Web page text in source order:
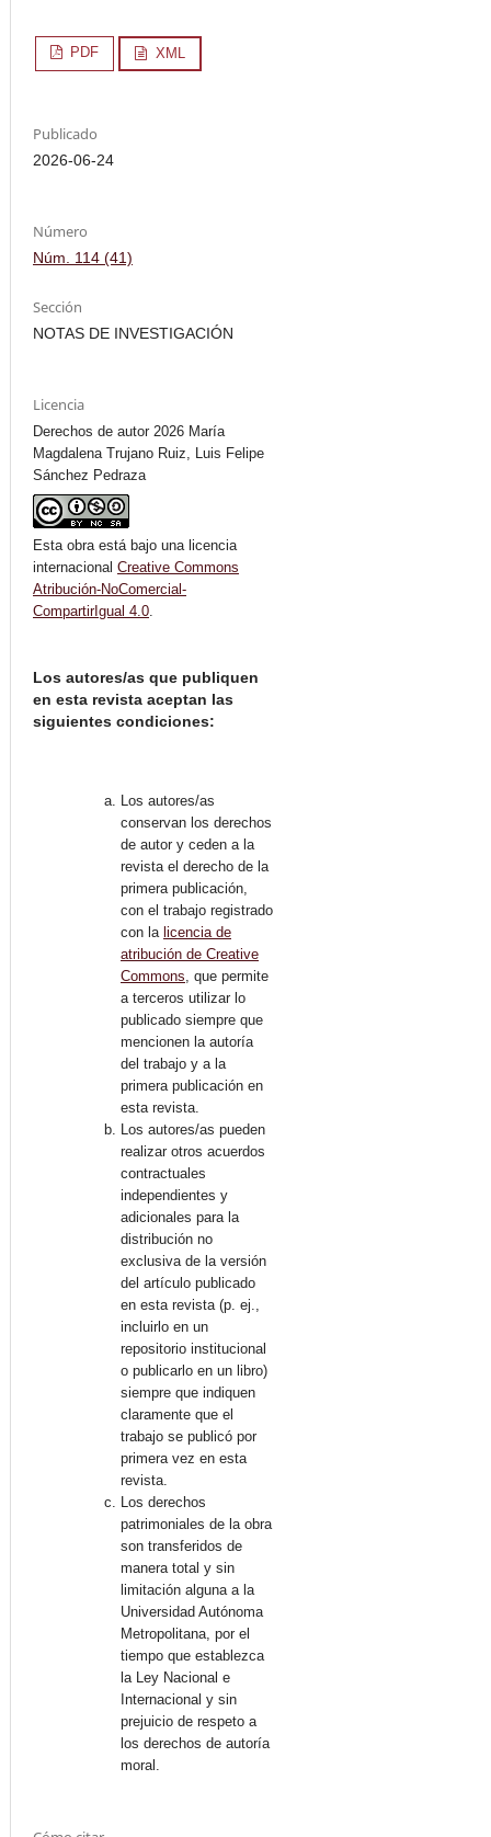
PDF XML
Publicado
2026-06-24
Número
Núm. 114 (41)
Sección
NOTAS DE INVESTIGACIÓN
Licencia
Derechos de autor 2026 María
Magdalena Trujano Ruiz, Luis Felipe
Sánchez Pedraza
Esta obra está bajo una licencia
internacional Creative Commons
Atribución-NoComercial-
CompartirIgual 4.0.
Los autores/as que publiquen
en esta revista aceptan las
siguientes condiciones:
Los autores/as
conservan los derechos
de autor y ceden a la
revista el derecho de la
primera publicación,
con el trabajo registrado
con la licencia de
atribución de Creative
Commons, que permite
a terceros utilizar lo
publicado siempre que
mencionen la autoría
del trabajo y a la
primera publicación en
esta revista.
Los autores/as pueden
realizar otros acuerdos
contractuales
independientes y
adicionales para la
distribución no
exclusiva de la versión
del artículo publicado
en esta revista (p. ej.,
incluirlo en un
repositorio institucional
o publicarlo en un libro)
siempre que indiquen
claramente que el
trabajo se publicó por
primera vez en esta
revista.
Los derechos
patrimoniales de la obra
son transferidos de
manera total y sin
limitación alguna a la
Universidad Autónoma
Metropolitana, por el
tiempo que establezca
la Ley Nacional e
Internacional y sin
prejuicio de respeto a
los derechos de autoría
moral.